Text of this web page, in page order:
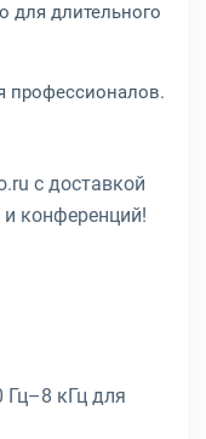
для длительного
профессионалов.
с доставкой
конференций!
Гц–8 кГц для